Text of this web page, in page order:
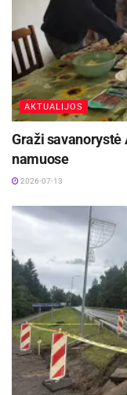
AKTUALIJOS
Graži savanorystė
namuose
2026-07-13